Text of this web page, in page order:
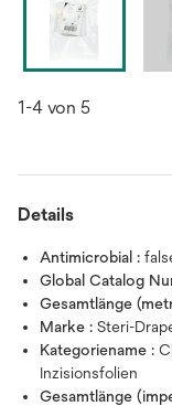
1-4 von 5
Details
Antimicrobial :
Global Catalog
Gesamtlänge
Marke : Steri-
Kategoriename :
Inzisionsfolien
Gesamtlänge